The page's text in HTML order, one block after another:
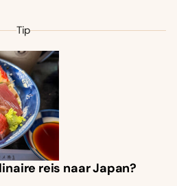
Tip
reis naar Japan?